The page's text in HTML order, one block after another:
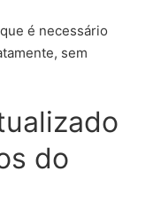
é necessário
sem
do